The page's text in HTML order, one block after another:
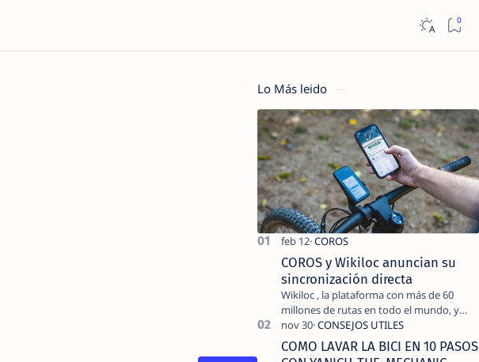
Lo Más leido
COROS y Wikiloc anuncian su
sincronización directa
Wikiloc , la plataforma con más de 60
millones de rutas en todo el mundo, y
COROS , marca de dispositivos GPS
reconocida mundialmente por su
tecnolo…
COMO LAVAR LA BICI EN 10 PASOS